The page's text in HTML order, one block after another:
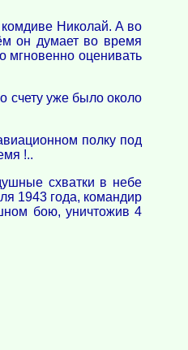
комдиве Николай. А во
он думает во время
мгновенно оценивать
счету уже было около
полку под
!..
схватки в небе
1943 года, командир
бою, уничтожив 4